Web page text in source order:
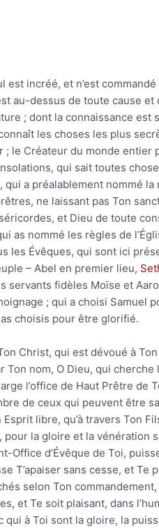
incréé, et n’est
au-dessus de toute cause
; dont la connaissance est
les choses les plus
le Créateur du monde entier
qui sait toutes
qui a préalablement nommé
ne laissant pas Ton
et Dieu de toute
as nommé les règles de
les Évêques, qui sont ici
– Abel en premier lieu,
servants fidèles Moïse et
; qui a choisi Samuel
choisis pour être glorifié.
Christ, qui est dévoué à
nom, O Dieu, qui
l’office de Haut Prêtre de
de ceux qui peuvent être
libre, qu’à travers Ton
la gloire et la
Office d’Évêque de Toi,
T’apaiser sans cesse, et Te
selon Ton
et Te soit plaisant, dans
à Toi sont la gloire, la